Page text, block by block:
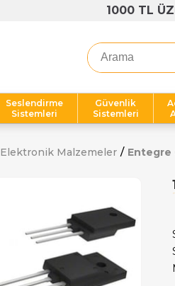
1000 TL
Seslendirme
Sistemleri
Güvenlik
Sistemleri
Elektronik Malzemeler Entegre